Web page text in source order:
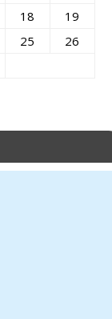
18
19
25
26